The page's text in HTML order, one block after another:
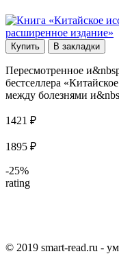
Купить В закладки
Пересмотренное
бестселлера
между болезнями
1421 ₽
1895 ₽
-25%
rating
© 2019 smart-read.ru -